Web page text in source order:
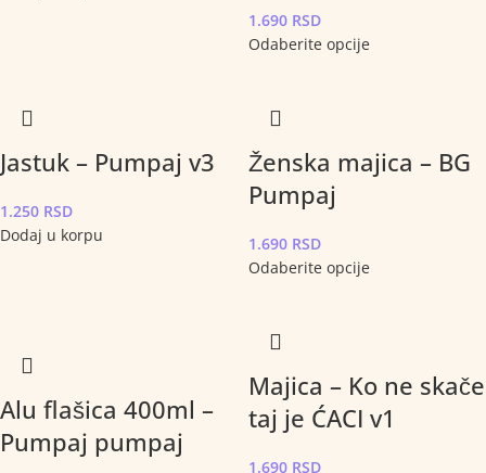
1.690 RSD
Odaberite opcije
Jastuk – Pumpaj v3
1.250 RSD
Dodaj u korpu
Ženska majica – BG
Pumpaj
1.690 RSD
Odaberite opcije
Alu flašica 400ml –
Pumpaj pumpaj
Majica – Ko ne skače
taj je ĆACI v1
1.690 RSD